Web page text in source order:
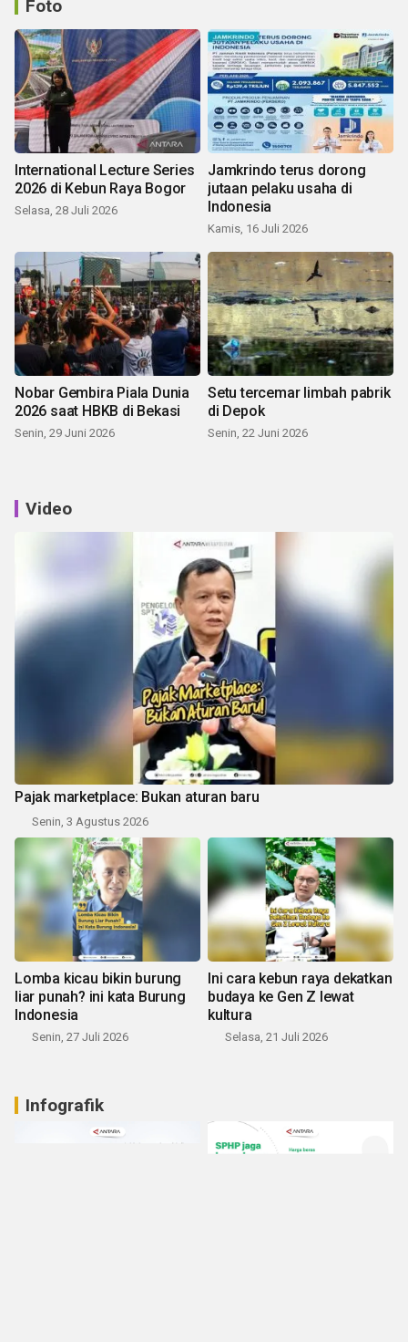
Foto
International Lecture Series
2026 di Kebun Raya Bogor
Selasa, 28 Juli 2026
Jamkrindo terus dorong
jutaan pelaku usaha di
Indonesia
Kamis, 16 Juli 2026
Nobar Gembira Piala Dunia
2026 saat HBKB di Bekasi
Senin, 29 Juni 2026
Setu tercemar limbah pabrik
di Depok
Senin, 22 Juni 2026
Video
Pajak marketplace: Bukan aturan baru
Senin, 3 Agustus 2026
Lomba kicau bikin burung
liar punah? ini kata Burung
Indonesia
Senin, 27 Juli 2026
Ini cara kebun raya dekatkan
budaya ke Gen Z lewat
kultura
Selasa, 21 Juli 2026
Infografik